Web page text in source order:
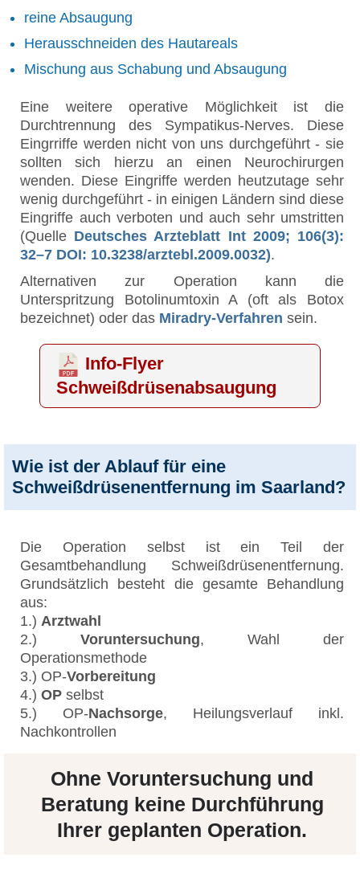
reine Absaugung
Herausschneiden des Hautareals
Mischung aus Schabung und Absaugung
Eine weitere operative Möglichkeit ist die
Durchtrennung des Sympatikus-Nerves. Diese
Eingrriffe werden nicht von uns durchgeführt - sie
sollten sich hierzu an einen Neurochirurgen
wenden. Diese Eingriffe werden heutzutage sehr
wenig durchgeführt - in einigen Ländern sind diese
Eingriffe auch verboten und auch sehr umstritten
(Quelle Deutsches Arzteblatt Int 2009; 106(3):
32–7 DOI: 10.3238/arztebl.2009.0032).
Alternativen zur Operation kann die
Unterspritzung Botolinumtoxin A (oft als Botox
bezeichnet) oder das Miradry-Verfahren sein.
Info-Flyer
Schweißdrüsenabsaugung
Wie ist der Ablauf für eine
Schweißdrüsenentfernung im Saarland?
Die Operation selbst ist ein Teil der
Gesamtbehandlung Schweißdrüsenentfernung.
Grundsätzlich besteht die gesamte Behandlung
aus:
1.) Arztwahl
2.) Voruntersuchung, Wahl der
Operationsmethode
3.) OP-Vorbereitung
4.) OP selbst
5.) OP-Nachsorge, Heilungsverlauf inkl.
Nachkontrollen
Ohne Voruntersuchung und
Beratung keine Durchführung
Ihrer geplanten Operation.